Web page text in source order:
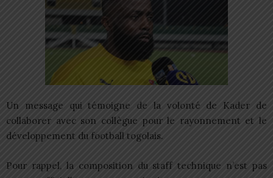
Un message qui témoigne de la volonté de Kader de
collaborer avec son collègue pour le rayonnement et le
développement du football togolais.
Pour rappel, la composition du staff technique n’est pas